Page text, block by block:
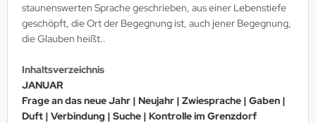
staunenswerten Sprache geschrieben, aus einer Lebenstiefe
geschöpft, die Ort der Begegnung ist, auch jener Begegnung,
die Glauben heißt..
Inhaltsverzeichnis
JANUAR
Frage an das neue Jahr | Neujahr | Zwiesprache | Gaben |
Duft | Verbindung | Suche | Kontrolle im Grenzdorf